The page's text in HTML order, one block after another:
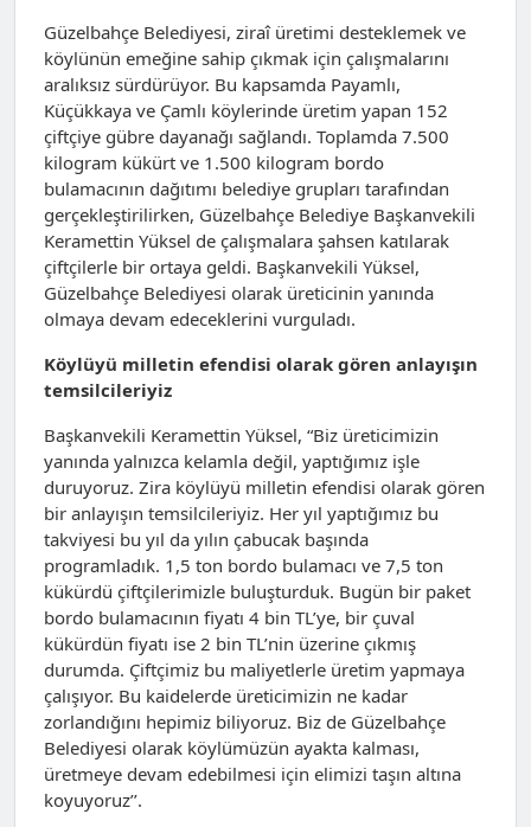
Güzelbahçe Belediyesi, ziraî üretimi desteklemek ve
köylünün emeğine sahip çıkmak için çalışmalarını
aralıksız sürdürüyor. Bu kapsamda Payamlı,
Küçükkaya ve Çamlı köylerinde üretim yapan 152
çiftçiye gübre dayanağı sağlandı. Toplamda 7.500
kilogram kükürt ve 1.500 kilogram bordo
bulamacının dağıtımı belediye grupları tarafından
gerçekleştirilirken, Güzelbahçe Belediye Başkanvekili
Keramettin Yüksel de çalışmalara şahsen katılarak
çiftçilerle bir ortaya geldi. Başkanvekili Yüksel,
Güzelbahçe Belediyesi olarak üreticinin yanında
olmaya devam edeceklerini vurguladı.
Köylüyü milletin efendisi olarak gören anlayışın
temsilcileriyiz
Başkanvekili Keramettin Yüksel, “Biz üreticimizin
yanında yalnızca kelamla değil, yaptığımız işle
duruyoruz. Zira köylüyü milletin efendisi olarak gören
bir anlayışın temsilcileriyiz. Her yıl yaptığımız bu
takviyesi bu yıl da yılın çabucak başında
programladık. 1,5 ton bordo bulamacı ve 7,5 ton
kükürdü çiftçilerimizle buluşturduk. Bugün bir paket
bordo bulamacının fiyatı 4 bin TL’ye, bir çuval
kükürdün fiyatı ise 2 bin TL’nin üzerine çıkmış
durumda. Çiftçimiz bu maliyetlerle üretim yapmaya
çalışıyor. Bu kaidelerde üreticimizin ne kadar
zorlandığını hepimiz biliyoruz. Biz de Güzelbahçe
Belediyesi olarak köylümüzün ayakta kalması,
üretmeye devam edebilmesi için elimizi taşın altına
koyuyoruz’’.